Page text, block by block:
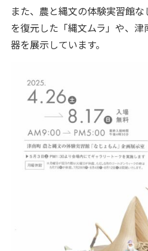
また、農と縄文の体験実習館
を復元した「縄文ムラ」や、
器を展示しています。